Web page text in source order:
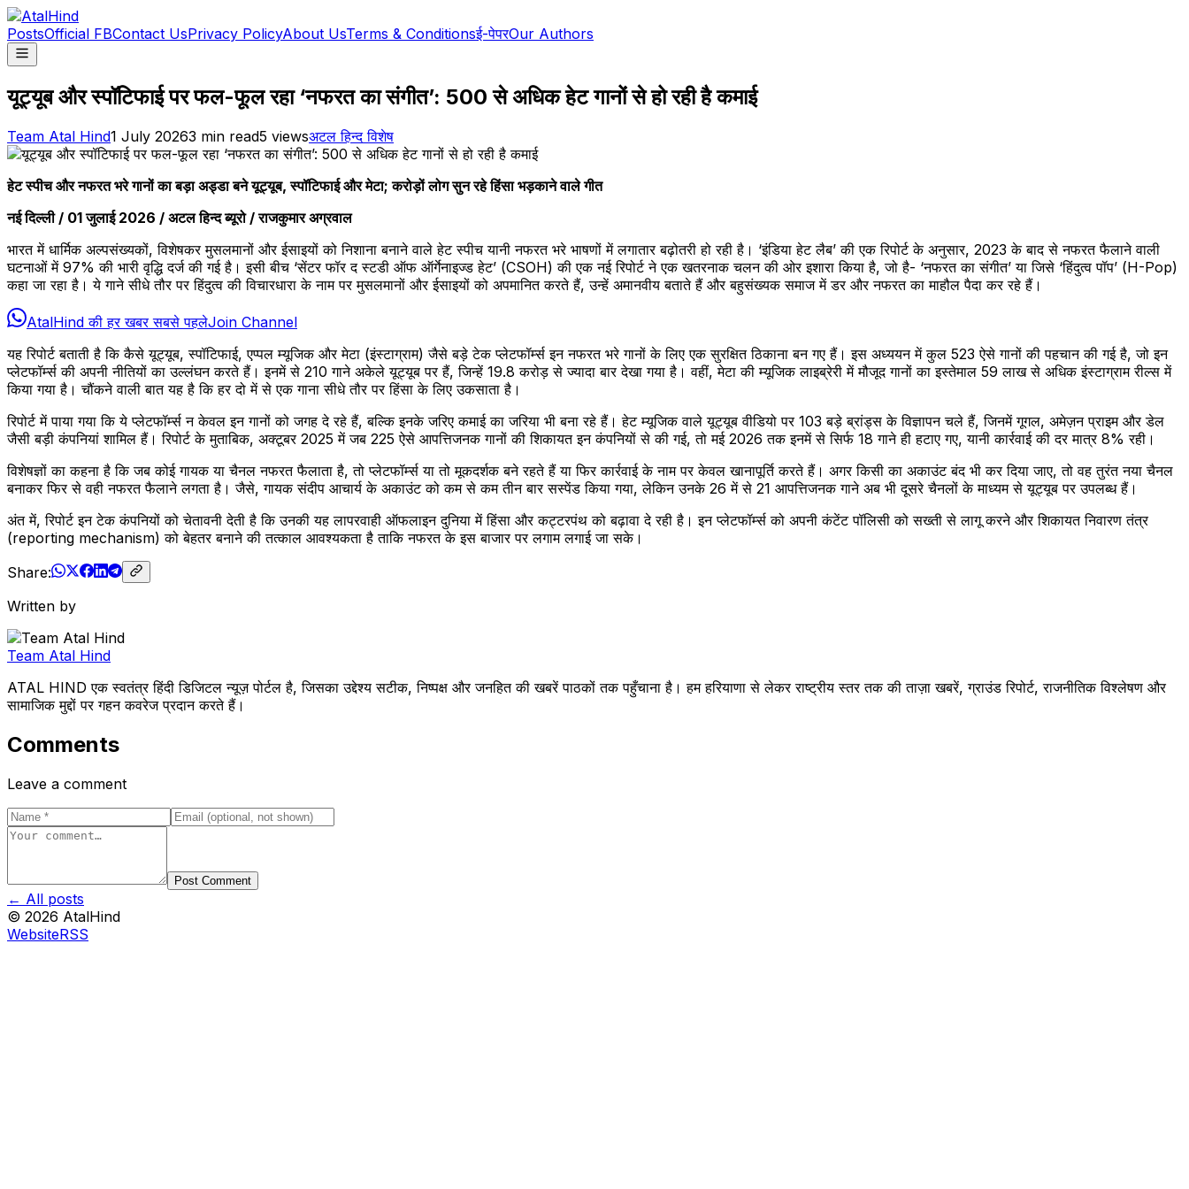
PostsOfficial FBContact UsPrivacy PolicyAbout UsTerms & Conditionsई-पेपरOur Authors
यूट्यूब और स्पॉटिफाई पर फल-फूल रहा ‘नफरत का संगीत’: 500 से अधिक हेट गानों से हो रही है कमाई
Team Atal Hind1 July 20263 min read5 viewsअटल हिन्द विशेष
हेट स्पीच और नफरत भरे गानों का बड़ा अड्डा बने यूट्यूब, स्पॉटिफाई और मेटा; करोड़ों लोग सुन रहे हिंसा भड़काने वाले गीत
नई दिल्ली / 01 जुलाई 2026 / अटल हिन्द ब्यूरो / राजकुमार अग्रवाल
भारत में धार्मिक अल्पसंख्यकों, विशेषकर मुसलमानों और ईसाइयों को निशाना बनाने वाले हेट स्पीच यानी नफरत भरे भाषणों में लगातार बढ़ोतरी हो रही है। ‘इंडिया हेट लैब’ की एक रिपोर्ट के अनुसार, 2023 के बाद से नफरत फैलाने वाली
घटनाओं में 97% की भारी वृद्धि दर्ज की गई है। इसी बीच ‘सेंटर फॉर द स्टडी ऑफ ऑर्गेनाइज्ड हेट’ (CSOH) की एक नई रिपोर्ट ने एक खतरनाक चलन की ओर इशारा किया है, जो है- ‘नफरत का संगीत’ या जिसे ‘हिंदुत्व पॉप’ (H-Pop)
कहा जा रहा है। ये गाने सीधे तौर पर हिंदुत्व की विचारधारा के नाम पर मुसलमानों और ईसाइयों को अपमानित करते हैं, उन्हें अमानवीय बताते हैं और बहुसंख्यक समाज में डर और नफरत का माहौल पैदा कर रहे हैं।
AtalHind की हर खबर सबसे पहलेJoin Channel
यह रिपोर्ट बताती है कि कैसे यूट्यूब, स्पॉटिफाई, एप्पल म्यूजिक और मेटा (इंस्टाग्राम) जैसे बड़े टेक प्लेटफॉर्म्स इन नफरत भरे गानों के लिए एक सुरक्षित ठिकाना बन गए हैं। इस अध्ययन में कुल 523 ऐसे गानों की पहचान की गई है, जो इन
प्लेटफॉर्म्स की अपनी नीतियों का उल्लंघन करते हैं। इनमें से 210 गाने अकेले यूट्यूब पर हैं, जिन्हें 19.8 करोड़ से ज्यादा बार देखा गया है। वहीं, मेटा की म्यूजिक लाइब्रेरी में मौजूद गानों का इस्तेमाल 59 लाख से अधिक इंस्टाग्राम रील्स में
किया गया है। चौंकने वाली बात यह है कि हर दो में से एक गाना सीधे तौर पर हिंसा के लिए उकसाता है।
रिपोर्ट में पाया गया कि ये प्लेटफॉर्म्स न केवल इन गानों को जगह दे रहे हैं, बल्कि इनके जरिए कमाई का जरिया भी बना रहे हैं। हेट म्यूजिक वाले यूट्यूब वीडियो पर 103 बड़े ब्रांड्स के विज्ञापन चले हैं, जिनमें गूगल, अमेज़न प्राइम और डेल
जैसी बड़ी कंपनियां शामिल हैं। रिपोर्ट के मुताबिक, अक्टूबर 2025 में जब 225 ऐसे आपत्तिजनक गानों की शिकायत इन कंपनियों से की गई, तो मई 2026 तक इनमें से सिर्फ 18 गाने ही हटाए गए, यानी कार्रवाई की दर मात्र 8% रही।
विशेषज्ञों का कहना है कि जब कोई गायक या चैनल नफरत फैलाता है, तो प्लेटफॉर्म्स या तो मूकदर्शक बने रहते हैं या फिर कार्रवाई के नाम पर केवल खानापूर्ति करते हैं। अगर किसी का अकाउंट बंद भी कर दिया जाए, तो वह तुरंत नया चैनल
बनाकर फिर से वही नफरत फैलाने लगता है। जैसे, गायक संदीप आचार्य के अकाउंट को कम से कम तीन बार सस्पेंड किया गया, लेकिन उनके 26 में से 21 आपत्तिजनक गाने अब भी दूसरे चैनलों के माध्यम से यूट्यूब पर उपलब्ध हैं।
अंत में, रिपोर्ट इन टेक कंपनियों को चेतावनी देती है कि उनकी यह लापरवाही ऑफलाइन दुनिया में हिंसा और कट्टरपंथ को बढ़ावा दे रही है। इन प्लेटफॉर्म्स को अपनी कंटेंट पॉलिसी को सख्ती से लागू करने और शिकायत निवारण तंत्र
(reporting mechanism) को बेहतर बनाने की तत्काल आवश्यकता है ताकि नफरत के इस बाजार पर लगाम लगाई जा सके।
Share:
Written by
Team Atal Hind
ATAL HIND एक स्वतंत्र हिंदी डिजिटल न्यूज़ पोर्टल है, जिसका उद्देश्य सटीक, निष्पक्ष और जनहित की खबरें पाठकों तक पहुँचाना है। हम हरियाणा से लेकर राष्ट्रीय स्तर तक की ताज़ा खबरें, ग्राउंड रिपोर्ट, राजनीतिक विश्लेषण और
सामाजिक मुद्दों पर गहन कवरेज प्रदान करते हैं।
Comments
Leave a comment
Post Comment
← All posts
© 2026 AtalHind
WebsiteRSS